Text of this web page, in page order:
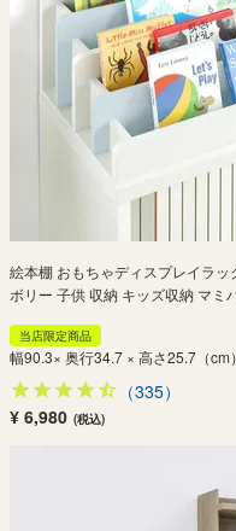
絵本棚 おもちゃディスプレイラ
ボリー 子供 収納 キッズ収納 マミ
当店限定商品
幅90.3× 奥行34.7 × 高さ25.7（cm）
（335）
¥ 6,980 (税込)